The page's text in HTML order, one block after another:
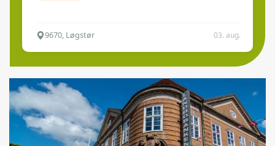
9670, Løgstør 03. aug.